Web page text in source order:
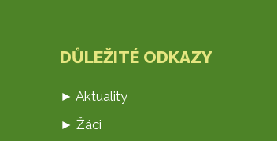
DŮLEŽITÉ ODKAZY
► Aktuality
► Žáci